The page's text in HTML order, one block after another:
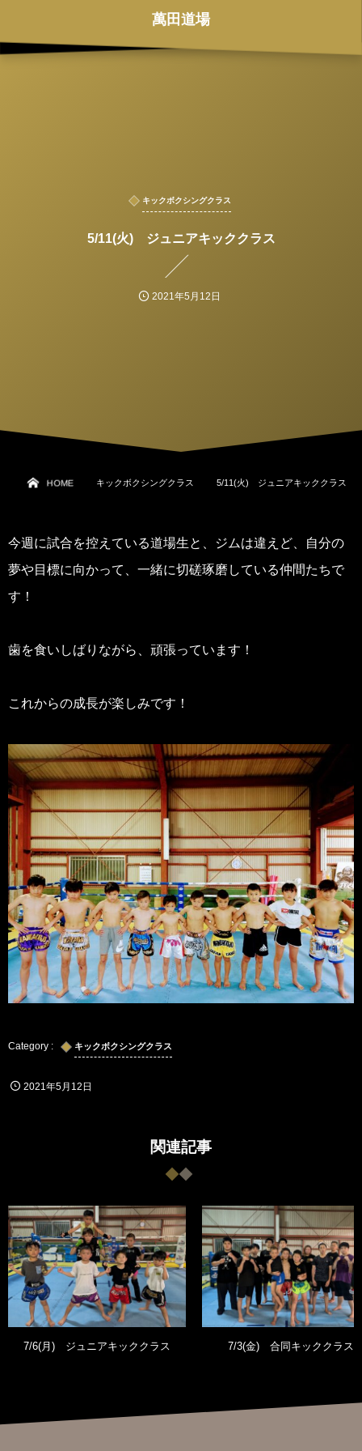
萬田道場
キックボクシングクラス
5/11(火) ジュニアキッククラス
2021年5月12日
HOME キックボクシングクラス 5/11(火) ジュニアキッククラス
今週に試合を控えている道場生と、ジムは違えど、自分の
夢や目標に向かって、一緒に切磋琢磨している仲間たちで
す！
歯を食いしばりながら、頑張っています！
これからの成長が楽しみです！
キックボクシングクラス
2021年5月12日
関連記事
7/6(月) ジュニアキッククラス 7/3(金) 合同キッククラス